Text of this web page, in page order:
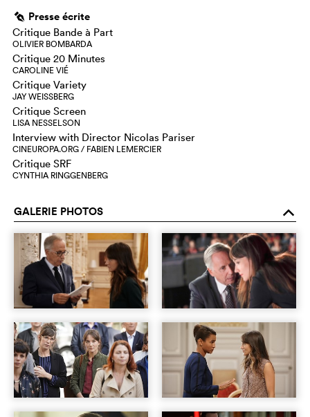
g Presse écrite
Critique Bande à Part
OLIVIER BOMBARDA
Critique 20 Minutes
CAROLINE VIÉ
Critique Variety
JAY WEISSBERG
Critique Screen
LISA NESSELSON
Interview with Director Nicolas Pariser
CINEUROPA.ORG / FABIEN LEMERCIER
Critique SRF
CYNTHIA RINGGENBERG
GALERIE PHOTOS o